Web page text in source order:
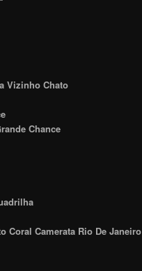
Vizinho Chato
Chance
Coral Camerata Rio De Janeiro